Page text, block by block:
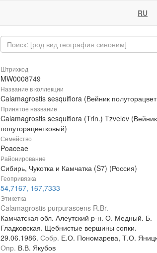
RU
Штрихкод
MW0008749
Название в коллекции
Calamagrostis sesquiflora (Вейник
Принятое название
Calamagrostis sesquiflora (Trin.) Tzvelev (Вейник
полуторацветковый)
Семейство
Poaceae
Районирование
Сибирь, Чукотка и Камчатка (S7) (Россия)
Геопривязка
54,7167, 167,7333
Этикетка
Calamagrostis purpurascens R.Br.
Камчатская обл. Алеутский р-н. О. Медный. Б.
Гладковская. Щебнистые вершины сопки.
29.06.1986. Собр. Е.О. Пономарева, Т.О.
Опр. В.В. Якубов